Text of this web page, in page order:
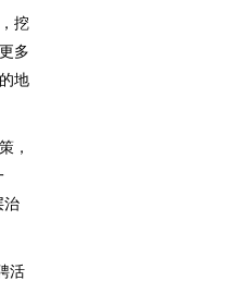
挖
多
地
，
治
活